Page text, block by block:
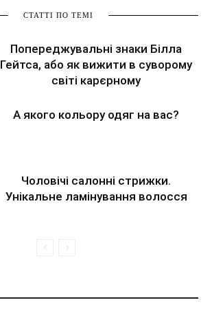
СТАТТІ ПО ТЕМІ
Попереджувальні знаки Білла
Гейтса, або як вижити в суворому
світі карєрному
А якого кольору одяг на вас?
Чоловічі салонні стрижки.
Унікальне ламінування волосся